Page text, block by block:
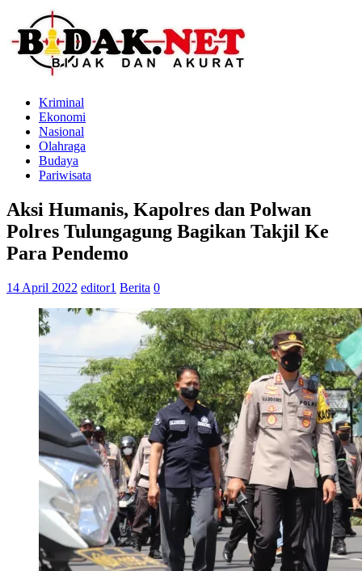
Kriminal
Ekonomi
Nasional
Olahraga
Budaya
Pariwisata
Aksi Humanis, Kapolres dan Polwan
Polres Tulungagung Bagikan Takjil Ke
Para Pendemo
14 April 2022 editor1 Berita 0